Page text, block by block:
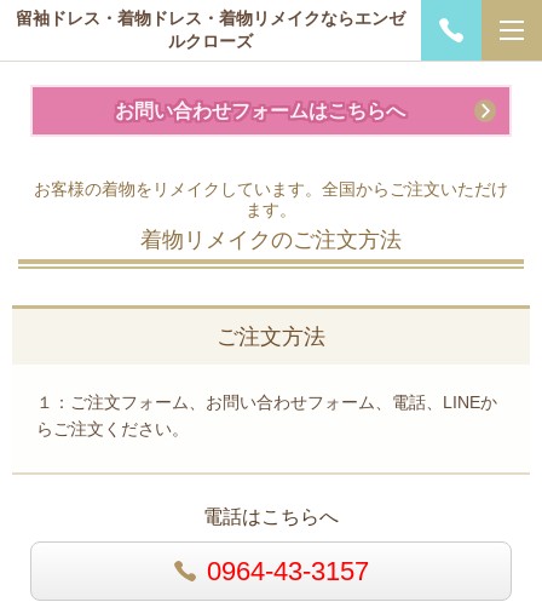
留袖ドレス・着物ドレス・着物リメイクならエンゼ
ルクローズ
お問い合わせフォームはこちらへ
お客様の着物をリメイクしています。全国からご注文いただけ
ます。
着物リメイクのご注文方法
ご注文方法
１：ご注文フォーム、お問い合わせフォーム、電話、LINEか
らご注文ください。
電話はこちらへ
0964-43-3157